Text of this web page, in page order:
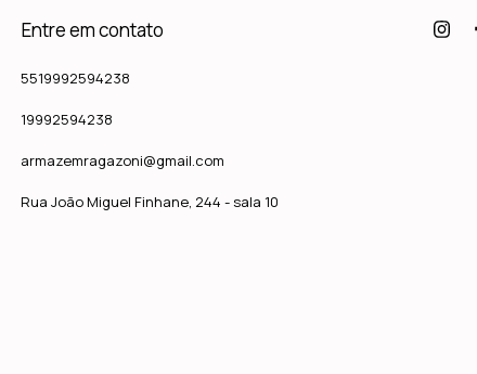
Entre em contato
5519992594238
19992594238
armazemragazoni@gmail.com
Rua João Miguel Finhane, 244 - sala 10